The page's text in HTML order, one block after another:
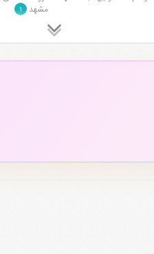
مشهد
۱